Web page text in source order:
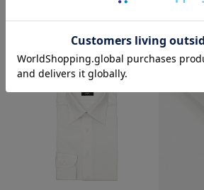
沢 普通/